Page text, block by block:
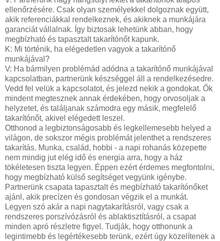
ellenőrzésére. Csak olyan személyekkel dolgoznak együtt,
akik referenciákkal rendelkeznek, és akiknek a munkájára
garanciát vállalnak. Így biztosak lehetünk abban, hogy
megbízható és tapasztalt takarítónőt kapunk.
K: Mi történik, ha elégedetlen vagyok a takarítónő
munkájával?
V: Ha bármilyen problémád adódna a takarítónő munkájával
kapcsolatban, partnerünk készséggel áll a rendelkezésedre.
Vedd fel velük a kapcsolatot, és jelezd nekik a gondokat. Ők
mindent megtesznek annak érdekében, hogy orvosoljak a
helyzetet, és találjanak számodra egy másik, megfelelő
takarítónőt, akivel elégedett leszel.
Otthonod a legbiztonságosabb és legkellemesebb helyed a
világon, de sokszor mégis problémát jelenthet a rendszeres
takarítás. Munka, család, hobbi - a napi rohanás közepette
nem mindig jut elég idő és energia arra, hogy a ház
tökéletesen tiszta legyen. Éppen ezért érdemes megfontolni,
hogy megbízható külső segítséget vegyünk igénybe.
Partnerünk csapata tapasztalt és megbízható takarítónőket
ajánl, akik precízen és gondosan végzik el a munkát.
Legyen szó akár a napi nagytakarításról, vagy csak a
rendszeres porszívózásról és ablaktisztításról, a csapat
minden apró részletre figyel. Tudják, hogy otthonunk a
legintimebb és legértékesebb terünk, ezért úgy közelítenek a